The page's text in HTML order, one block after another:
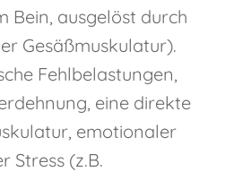
Bein, ausgelöst durch
Gesäßmuskulatur).
Fehlbelastungen,
eine direkte
emotionaler
Stress (z.B.